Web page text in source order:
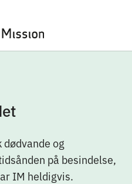
og
på besindelse,
IM heldigvis.